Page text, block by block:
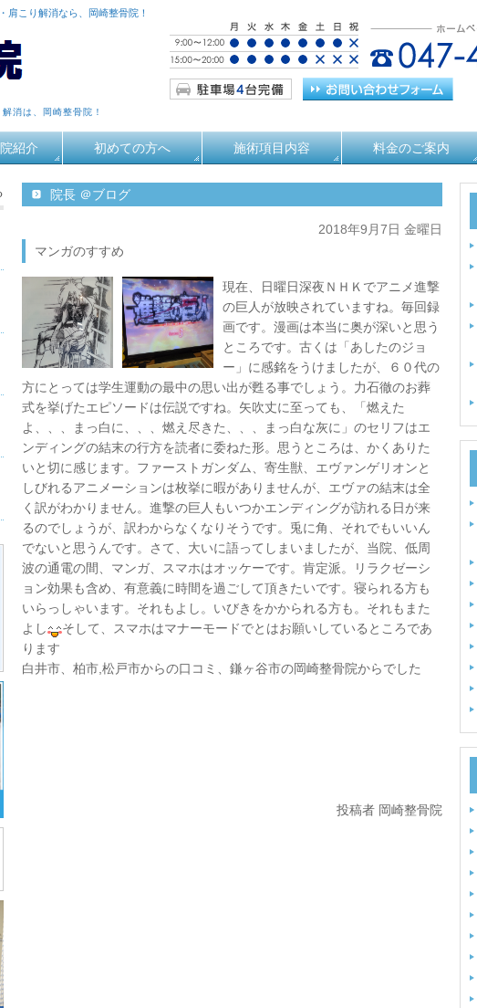
肩こり解消なら、岡崎整骨院！
消は、岡崎整骨院！
紹介 初めての方へ 施術項目内容 料金のご案内
院長 ＠ブログ
2018年9月7日 金曜日
マンガのすすめ
現在、日曜日深夜ＮＨＫでアニメ進撃
の巨人が放映されていますね。毎回録
画です。漫画は本当に奥が深いと思う
ところです。古くは「あしたのジョ
ー」に感銘をうけましたが、６０代の
方にとっては学生運動の最中の思い出が甦る事でしょう。力石徹のお葬
式を挙げたエピソードは伝説ですね。矢吹丈に至っても、「燃えた
よ、、、まっ白に、、、燃え尽きた、、、まっ白な灰に」のセリフはエ
ンディングの結末の行方を読者に委ねた形。思うところは、かくありた
いと切に感じます。ファーストガンダム、寄生獣、エヴァンゲリオンと
しびれるアニメーションは枚挙に暇がありませんが、エヴァの結末は全
く訳がわかりません。進撃の巨人もいつかエンディングが訪れる日が来
るのでしょうが、訳わからなくなりそうです。兎に角、それでもいいん
でないと思うんです。さて、大いに語ってしまいましたが、当院、低周
波の通電の間、マンガ、スマホはオッケーです。肯定派。リラクゼーシ
ョン効果も含め、有意義に時間を過ごして頂きたいです。寝られる方も
いらっしゃいます。それもよし。いびきをかかられる方も。それもまた
よし
そして、スマホはマナーモードでとはお願いしているところであ
ります
白井市、柏市,松戸市からの口コミ、鎌ヶ谷市の岡崎整骨院からでした
投稿者 岡崎整骨院